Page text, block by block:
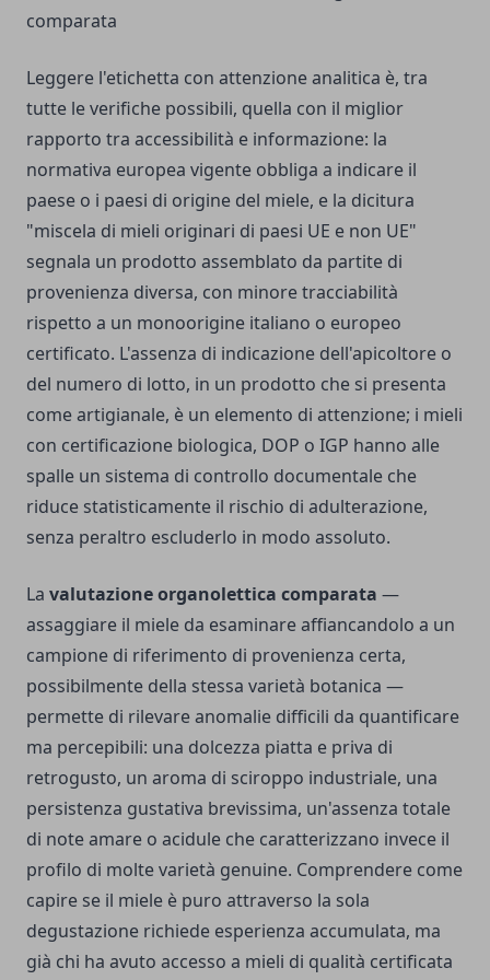
comparata
Leggere l'etichetta con attenzione analitica è, tra
tutte le verifiche possibili, quella con il miglior
rapporto tra accessibilità e informazione: la
normativa europea vigente obbliga a indicare il
paese o i paesi di origine del miele, e la dicitura
"miscela di mieli originari di paesi UE e non UE"
segnala un prodotto assemblato da partite di
provenienza diversa, con minore tracciabilità
rispetto a un monoorigine italiano o europeo
certificato. L'assenza di indicazione dell'apicoltore o
del numero di lotto, in un prodotto che si presenta
come artigianale, è un elemento di attenzione; i mieli
con certificazione biologica, DOP o IGP hanno alle
spalle un sistema di controllo documentale che
riduce statisticamente il rischio di adulterazione,
senza peraltro escluderlo in modo assoluto.
La valutazione organolettica comparata —
assaggiare il miele da esaminare affiancandolo a un
campione di riferimento di provenienza certa,
possibilmente della stessa varietà botanica —
permette di rilevare anomalie difficili da quantificare
ma percepibili: una dolcezza piatta e priva di
retrogusto, un aroma di sciroppo industriale, una
persistenza gustativa brevissima, un'assenza totale
di note amare o acidule che caratterizzano invece il
profilo di molte varietà genuine. Comprendere come
capire se il miele è puro attraverso la sola
degustazione richiede esperienza accumulata, ma
già chi ha avuto accesso a mieli di qualità certificata